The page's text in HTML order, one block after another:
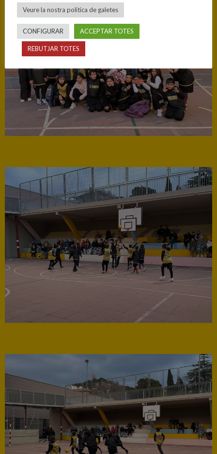
Veure la nostra política de galetes
CONFIGURAR ACCEPTAR TOTES
REBUTJAR TOTES